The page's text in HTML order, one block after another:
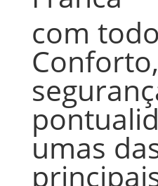
com todo
Conforto,
umas